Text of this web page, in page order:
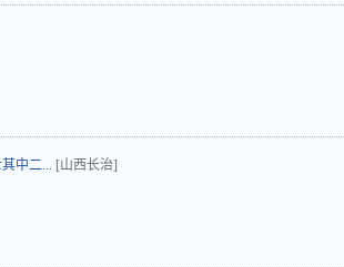
中二... [山西长治]